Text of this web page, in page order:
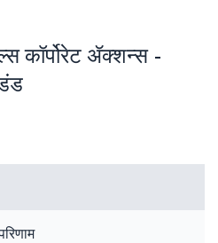
कॉर्पोरेट ॲक्शन्स -